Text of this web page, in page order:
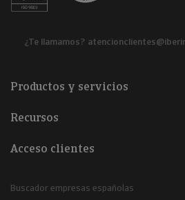
¿Te llamamos?
Productos y servicios
Recursos
Acceso clientes
Buscador empresas españolas